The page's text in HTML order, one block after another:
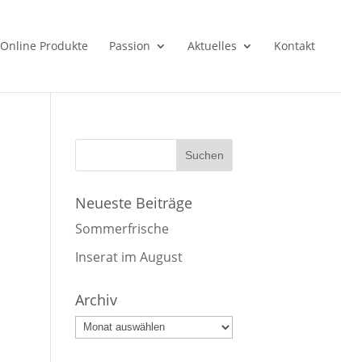
Online Produkte Passion Aktuelles Kontakt
Neueste Beiträge
Sommerfrische
Inserat im August
Archiv
Archiv